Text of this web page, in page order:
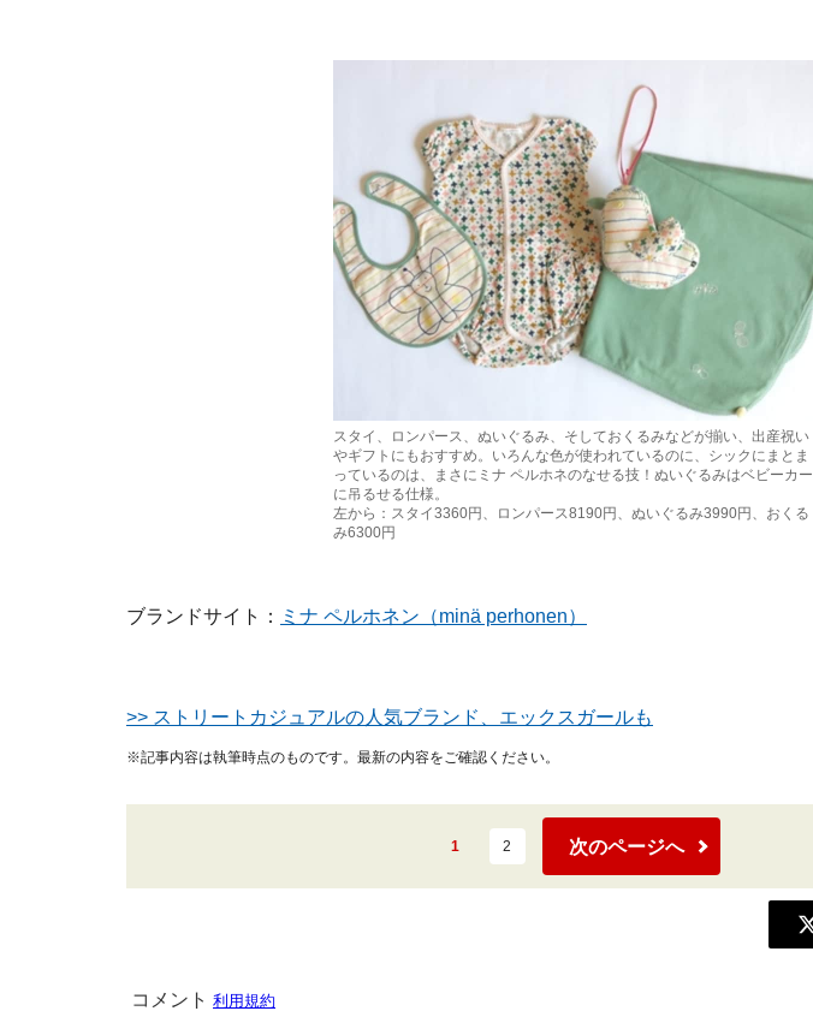
スタイ、ロンパース、ぬいぐるみ、そしておくるみなどが揃い、出産祝い
やギフトにもおすすめ。いろんな色が使われているのに、シックにまとま
っているのは、まさにミナ ペルホネのなせる技！ぬいぐるみはベビーカー
に吊るせる仕様。
左から：スタイ3360円、ロンパース8190円、ぬいぐるみ3990円、おくる
み6300円
ブランドサイト： ミナ ペルホネン（minä perhonen）
>> ストリートカジュアルの人気ブランド、エックスガールも
※記事内容は執筆時点のものです。最新の内容をご確認ください。
1 2 次のページへ